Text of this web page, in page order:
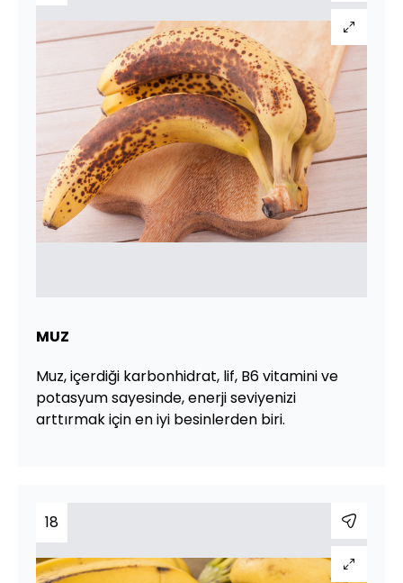
MUZ
Muz, içerdiği karbonhidrat, lif, B6 vitamini ve
potasyum sayesinde, enerji seviyenizi
arttırmak için en iyi besinlerden biri.
18